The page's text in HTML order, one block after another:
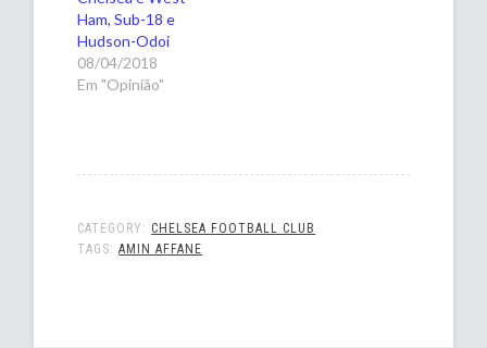
Ham, Sub-18 e
Hudson-Odoi
08/04/2018
Em "Opinião"
CATEGORY: CHELSEA FOOTBALL CLUB
TAGS:AMIN AFFANE